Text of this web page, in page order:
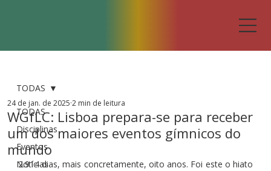
TODAS
Disciplinas
Eventos
Notícias
TODAS
WGfLC: Lisboa prepara-se para receber
um dos maiores eventos gímnicos do
mundo
24 de jan. de 2025 2 min de leitura
2.914 dias, mais concretamente, oito anos. Foi este o hiato